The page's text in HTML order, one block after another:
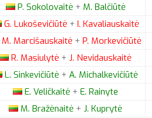
P. Sokolovaitė + M. Balčiūtė
G. Lukoševičiūtė + I. Kavaliauskaitė
M. Marcišauskaitė + P. Morkevičiūtė
R. Masiulytė + J. Nevidauskaitė
L. Sinkevičiūtė + A. Michalkevičiūtė
E. Veličkaitė + E. Rainyte
M. Bražėnaitė + J. Kuprytė